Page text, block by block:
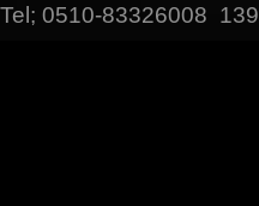
Tel; 0510-83326008